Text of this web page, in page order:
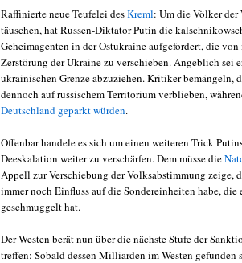
Raffinierte neue Teufelei desKreml: Um die Völker der
täuschen, hat Russen-Diktator Putin die
Geheimagenten in der Ostukraine aufgefordert, die
Zerstörung der Ukraine zu verschieben. Angeblich sei
ukrainischen Grenze abzuziehen. Kritiker bemängeln,
dennoch auf russischem Territorium verblieben,
Deutschland geparkt würden.
Offenbar handele es sich um einen weiteren Trick
Deeskalation weiter zu verschärfen. Dem müsse die
Appell zur Verschiebung der Volksabstimmung zeige,
immer noch Einfluss auf die Sondereinheiten habe,
geschmuggelt hat.
Der Westen berät nun über die nächste Stufe der
treffen: Sobald dessen Milliarden im Westen gefunden